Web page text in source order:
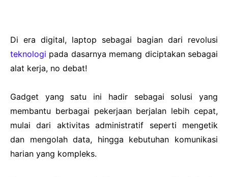
Di era digital, laptop sebagai bagian dari revolusi
teknologi pada dasarnya memang diciptakan sebagai
alat kerja, no debat!
Gadget yang satu ini hadir sebagai solusi yang
membantu berbagai pekerjaan berjalan lebih cepat,
mulai dari aktivitas administratif seperti mengetik
dan mengolah data, hingga kebutuhan komunikasi
harian yang kompleks.